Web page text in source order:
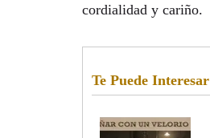
cordialidad y cariño.
Te Puede Interesar